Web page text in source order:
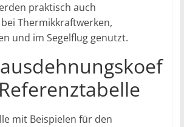
praktisch auch
Thermikkraftwerken,
und im Segelflug genutzt.
mit Beispielen für den